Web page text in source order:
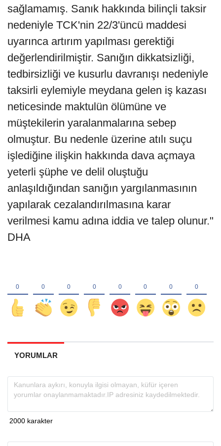
sağlamamış. Sanık hakkında bilinçli taksir
nedeniyle TCK'nin 22/3'üncü maddesi
uyarınca artırım yapılması gerektiği
değerlendirilmiştir. Sanığın dikkatsizliği,
tedbirsizliği ve kusurlu davranışı nedeniyle
taksirli eylemiyle meydana gelen iş kazası
neticesinde maktulün ölümüne ve
müştekilerin yaralanmalarına sebep
olmuştur. Bu nedenle üzerine atılı suçu
işlediğine ilişkin hakkında dava açmaya
yeterli şüphe ve delil oluştuğu
anlaşıldığından sanığın yargılanmasının
yapılarak cezalandırılmasına karar
verilmesi kamu adına iddia ve talep olunur."
DHA
YORUMLAR